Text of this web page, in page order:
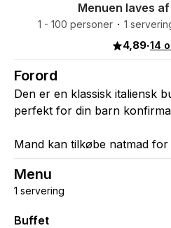
Menuen laves af
1 - 100 personer 1
4,89·14
Forord
Den er en klassisk italiensk
perfekt for din barn
Mand kan tilkøbe natmad
Menu
1 servering
Buffet